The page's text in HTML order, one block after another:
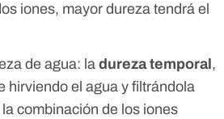
iones, mayor dureza tendrá el
de agua: la dureza temporal ,
hirviendo el agua y filtrándola
combinación de los iones